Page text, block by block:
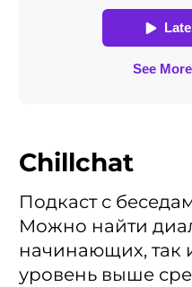
Chillchat
Подкаст с
Можно найти
начинающих, так
уровень выше